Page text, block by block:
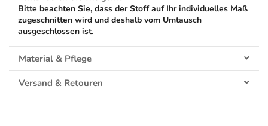
Bitte beachten Sie, dass der Stoff auf Ihr individuelles Maß
zugeschnitten wird und deshalb vom Umtausch
ausgeschlossen ist.
Material & Pflege
Versand & Retouren